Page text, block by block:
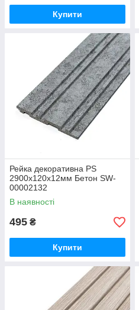
Купити
Рейка декоративна PS
2900х120х12мм Бетон SW-
00002132
В наявності
495 ₴
Купити